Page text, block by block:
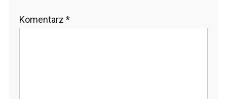
Komentarz *